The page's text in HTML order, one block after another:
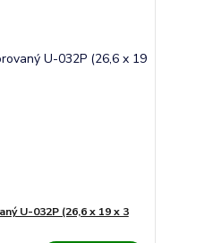
U-032P (26,6 x 19 x 3